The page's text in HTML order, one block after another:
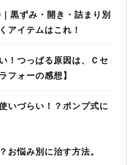
黒ずみ・開き・詰まり別
アイテムはこれ！
！つっぱる原因は、Ｃセ
フォーの感想】
いづらい！？ポンプ式に
お悩み別に治す方法。